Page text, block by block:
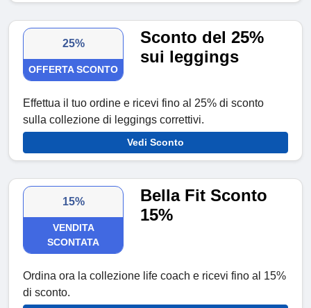
25%
OFFERTA SCONTO
Sconto del 25%
sui leggings
Effettua il tuo ordine e ricevi fino al 25% di sconto
sulla collezione di leggings correttivi.
Vedi Sconto
15%
VENDITA
SCONTATA
Bella Fit Sconto
15%
Ordina ora la collezione life coach e ricevi fino al 15%
di sconto.